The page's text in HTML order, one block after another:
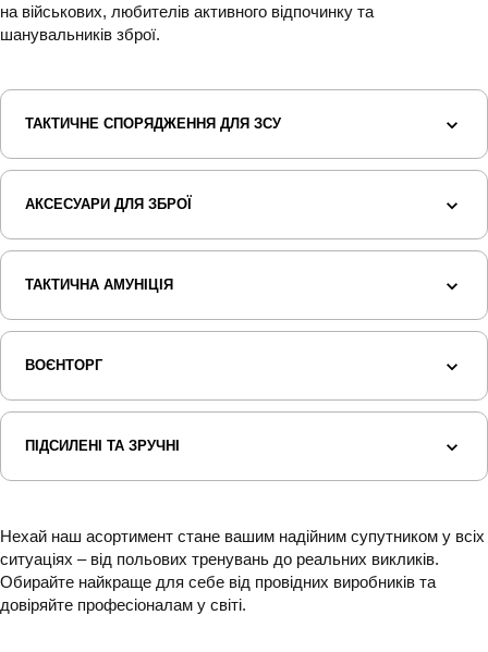
на військових, любителів активного відпочинку та
шанувальників зброї.
ТАКТИЧНЕ СПОРЯДЖЕННЯ ДЛЯ ЗСУ
АКСЕСУАРИ ДЛЯ ЗБРОЇ
ТАКТИЧНА АМУНІЦІЯ
ВОЄНТОРГ
ПІДСИЛЕНІ ТА ЗРУЧНІ
Нехай наш асортимент стане вашим надійним супутником у всіх
ситуаціях – від польових тренувань до реальних викликів.
Обирайте найкраще для себе від провідних виробників та
довіряйте професіоналам у світі.